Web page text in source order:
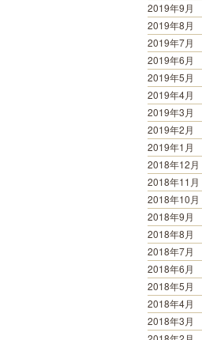
2019年9月
2019年8月
2019年7月
2019年6月
2019年5月
2019年4月
2019年3月
2019年2月
2019年1月
2018年12月
2018年11月
2018年10月
2018年9月
2018年8月
2018年7月
2018年6月
2018年5月
2018年4月
2018年3月